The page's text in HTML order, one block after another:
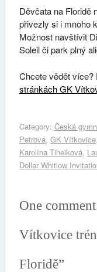
Děvčata na Floridě
přivezly si i mnoho
Možnost navštívit
Soleil či park plný
Chcete vědět více?
stránkách GK
Category: Česká
Petrová, GK Vítkovice,
Karolína Tihelková,
Dollar Whitlow
One
Vítkovice
Floridě”